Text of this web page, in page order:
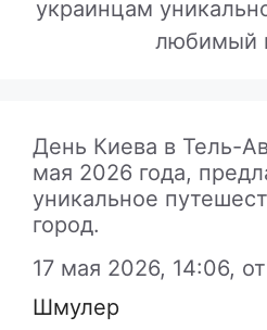
украинцам
любимый
День Киева в Тель-
мая 2026 года,
уникальное
город.
17 мая 2026, 14:06, от
Шмулер